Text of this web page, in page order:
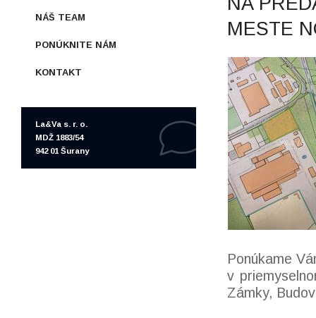
MESTE
Ponúkame
v
Zámky,
NÁŠ TEAM
PONÚKNITE NÁM
KONTAKT
La&Va s. r. o.
MDŽ 1883/54
942 01 Šurany